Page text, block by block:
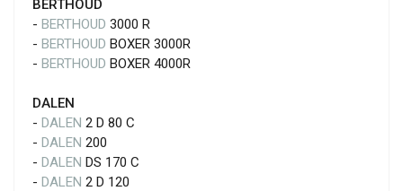
BERTHOUD
- BERTHOUD 3000 R
- BERTHOUD BOXER 3000R
- BERTHOUD BOXER 4000R
DALEN
- DALEN 2 D 80 C
- DALEN 200
- DALEN DS 170 C
- DALEN 2 D 120